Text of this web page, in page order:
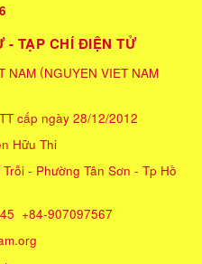
- TẠP CHÍ ĐIỆN TỬ
NAM (NGUYEN VIET NAM
cấp ngày 28/12/2012
Hữu Thi
- Phường Tân Sơn - Tp Hồ
+84-907097567